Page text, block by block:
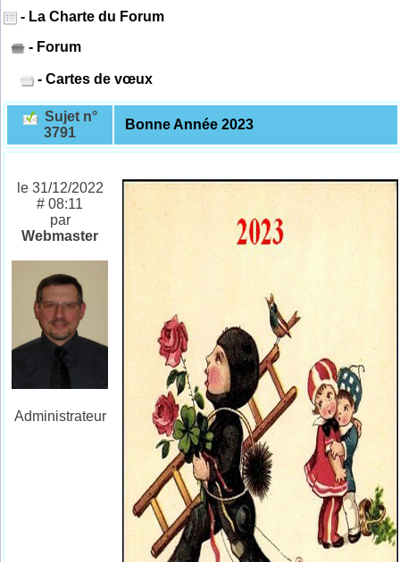
- La Charte du Forum
- Forum
- Cartes de vœux
Sujet n°
3791
Bonne Année 2023
le 31/12/2022
# 08:11
par
Webmaster
Administrateur